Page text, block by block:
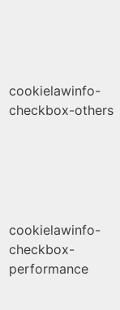
cookielawinfo-
checkbox-others
cookielawinfo-
checkbox-
performance